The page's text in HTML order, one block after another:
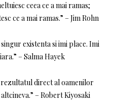
ceea ce a mai ramas;
ce a mai ramas.” – Jim Rohn
existenta si imi place. Imi
– Salma Hayek
rezultatul direct al oamenilor
– Robert Kiyosaki